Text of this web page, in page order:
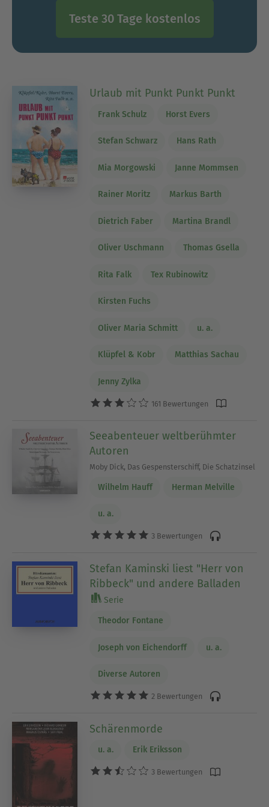
Teste 30 Tage kostenlos
Urlaub mit Punkt Punkt Punkt
Frank Schulz Horst Evers
Stefan Schwarz Hans Rath
Mia Morgowski Janne Mommsen
Rainer Moritz Markus Barth
Dietrich Faber Martina Brandl
Oliver Uschmann Thomas Gsella
Rita Falk Tex Rubinowitz
Kirsten Fuchs
Oliver Maria Schmitt u. a.
Klüpfel & Kobr Matthias Sachau
Jenny Zylka
161 Bewertungen
Seeabenteuer weltberühmter
Autoren
Moby Dick, Das Gespensterschiff, Die Schatzinsel
Wilhelm Hauff Herman Melville
u. a.
3 Bewertungen
Stefan Kaminski liest "Herr von
Ribbeck" und andere Balladen
Serie
Theodor Fontane
Joseph von Eichendorff u. a.
Diverse Autoren
2 Bewertungen
Schärenmorde
u. a. Erik Eriksson
3 Bewertungen